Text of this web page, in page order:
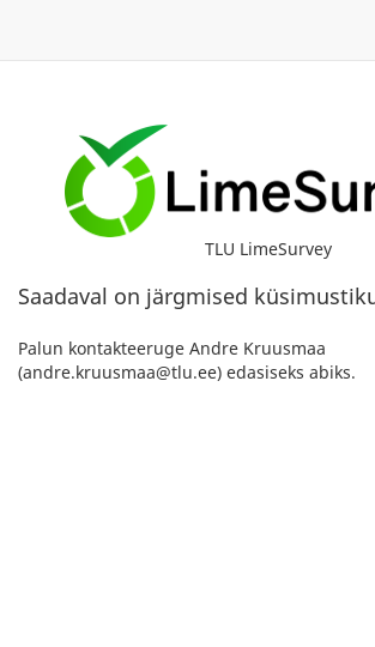
TLU LimeSurvey
Saadaval on järgmised
Palun kontakteeruge Andre Kruusmaa
(andre.kruusmaa@tlu.ee) edasiseks abiks.